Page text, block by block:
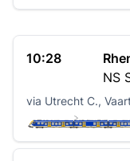
10:28
NS
via Utrecht C.,